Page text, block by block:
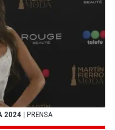
2024 | PRENSA